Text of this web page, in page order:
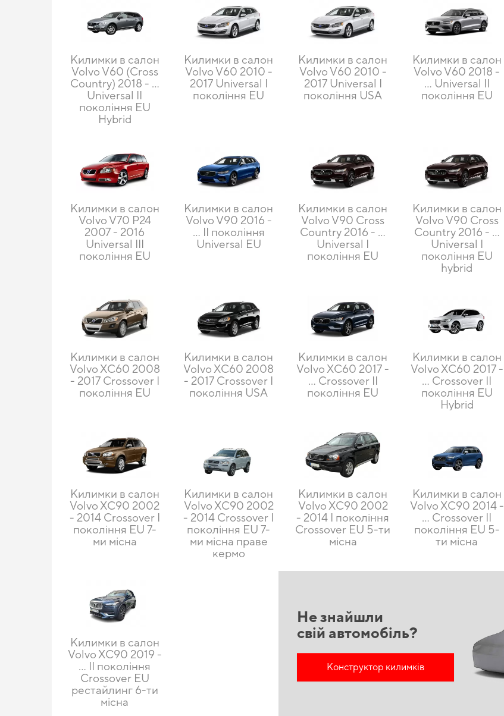
Килимки в салон
Volvo V60 (Cross
Country) 2018 - …
Universal II
покоління EU
Hybrid
Килимки в салон
Volvo V60 2010 -
2017 Universal I
покоління EU
Килимки в салон
Volvo V60 2010 -
2017 Universal I
покоління USA
Килимки в салон
Volvo V60 2018 -
… Universal II
покоління EU
Килимки в салон
Volvo V70 P24
2007 - 2016
Universal III
покоління EU
Килимки в салон
Volvo V90 2016 -
... II покоління
Universal EU
Килимки в салон
Volvo V90 Cross
Country 2016 - ...
Universal I
покоління EU
Килимки в салон
Volvo V90 Cross
Country 2016 - ...
Universal I
покоління EU
hybrid
Килимки в салон
Volvo XC60 2008
- 2017 Crossover I
покоління EU
Килимки в салон
Volvo XC60 2008
- 2017 Crossover I
покоління USA
Килимки в салон
Volvo XC60 2017 -
... Crossover II
покоління EU
Килимки в салон
Volvo XC60 2017 -
... Crossover II
покоління EU
Hybrid
Килимки в салон
Volvo XC90 2002
- 2014 Crossover I
покоління EU 7-
ми місна
Килимки в салон
Volvo XC90 2002
- 2014 Crossover I
покоління EU 7-
ми місна праве
кермо
Килимки в салон
Volvo XC90 2002
- 2014 I покоління
Crossover EU 5-ти
місна
Килимки в салон
Volvo XC90 2014 -
... Crossover II
покоління EU 5-
ти місна
Килимки в салон
Volvo XC90 2019 -
… II покоління
Crossover EU
рестайлинг 6-ти
місна
Не знайшли
свій автомобіль?
Конструктор килимків